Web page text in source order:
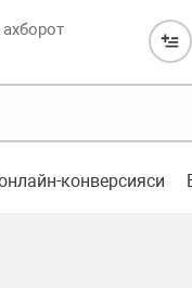
конверсияси